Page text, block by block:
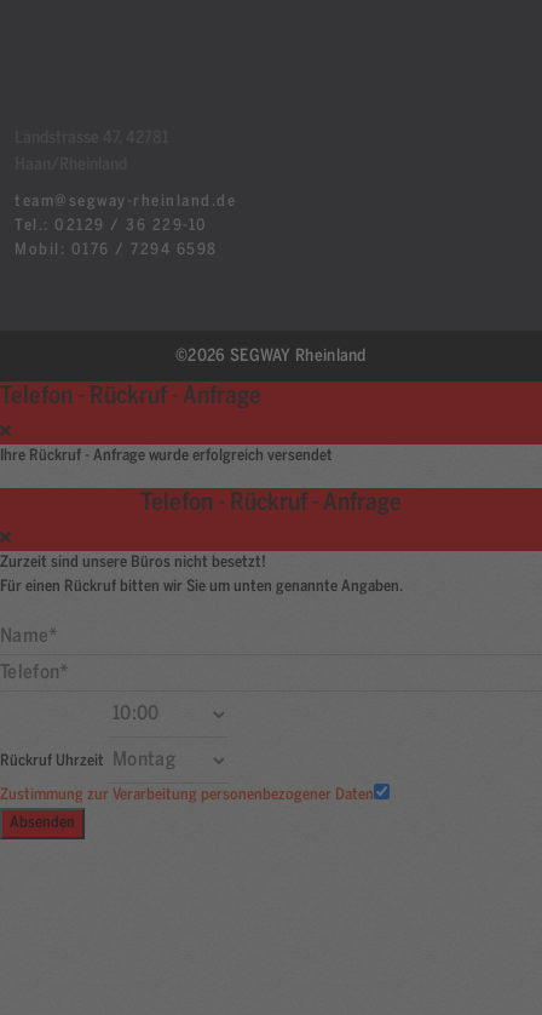
team@segway-rheinland.de
Tel.: 02129 / 36 229-10
Mobil: 0176 / 7294 6598
©2026 SEGWAY Rheinland
Telefon - Rückruf - Anfrage
Ihre Rückruf - Anfrage wurde erfolgreich versendet
Telefon - Rückruf - Anfrage
Zurzeit sind unsere Büros nicht besetzt!
Für einen Rückruf bitten wir Sie um unten genannte Angaben.
Rückruf Uhrzeit
Zustimmung zur Verarbeitung personenbezogener Daten
Absenden